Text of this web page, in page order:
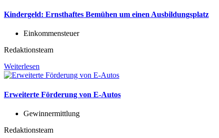
Kindergeld: Ernsthaftes Bemühen um einen Ausbildungsplatz
Einkommensteuer
Redaktionsteam
Weiterlesen
Erweiterte Förderung von E-Autos
Gewinnermittlung
Redaktionsteam